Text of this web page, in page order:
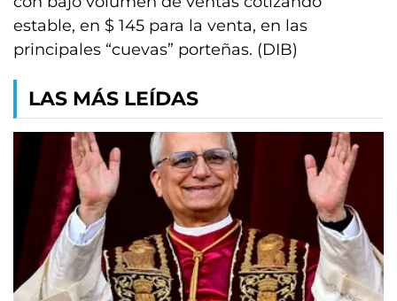
estable, en $ 145 para la venta, en las
principales “cuevas” porteñas. (DIB)
LAS MÁS LEÍDAS